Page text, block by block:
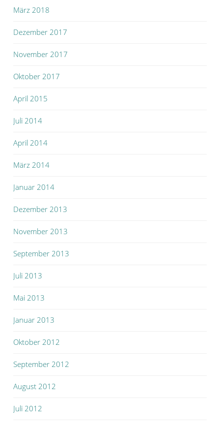
März 2018
Dezember 2017
November 2017
Oktober 2017
April 2015
Juli 2014
April 2014
März 2014
Januar 2014
Dezember 2013
November 2013
September 2013
Juli 2013
Mai 2013
Januar 2013
Oktober 2012
September 2012
August 2012
Juli 2012